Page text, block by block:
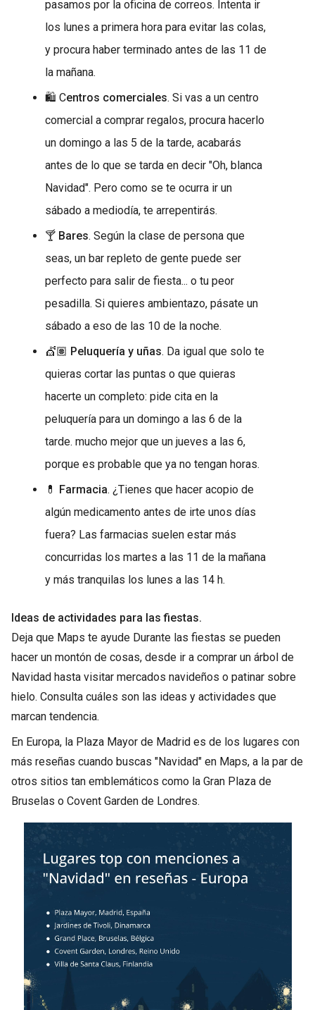
pasamos por la oficina de correos. Intenta ir
los lunes a primera hora para evitar las colas,
y procura haber terminado antes de las 11 de
la mañana.
🛍️ Centros comerciales. Si vas a un centro
comercial a comprar regalos, procura hacerlo
un domingo a las 5 de la tarde, acabarás
antes de lo que se tarda en decir "Oh, blanca
Navidad". Pero como se te ocurra ir un
sábado a mediodía, te arrepentirás.
🍸 Bares. Según la clase de persona que
seas, un bar repleto de gente puede ser
perfecto para salir de fiesta... o tu peor
pesadilla. Si quieres ambientazo, pásate un
sábado a eso de las 10 de la noche.
💇🏽 Peluquería y uñas. Da igual que solo te
quieras cortar las puntas o que quieras
hacerte un completo: pide cita en la
peluquería para un domingo a las 6 de la
tarde. mucho mejor que un jueves a las 6,
porque es probable que ya no tengan horas.
💊 Farmacia. ¿Tienes que hacer acopio de
algún medicamento antes de irte unos días
fuera? Las farmacias suelen estar más
concurridas los martes a las 11 de la mañana
y más tranquilas los lunes a las 14 h.
Ideas de actividades para las fiestas.
Deja que Maps te ayude Durante las fiestas se pueden
hacer un montón de cosas, desde ir a comprar un árbol de
Navidad hasta visitar mercados navideños o patinar sobre
hielo. Consulta cuáles son las ideas y actividades que
marcan tendencia.
En Europa, la Plaza Mayor de Madrid es de los lugares con
más reseñas cuando buscas "Navidad" en Maps, a la par de
otros sitios tan emblemáticos como la Gran Plaza de
Bruselas o Covent Garden de Londres.